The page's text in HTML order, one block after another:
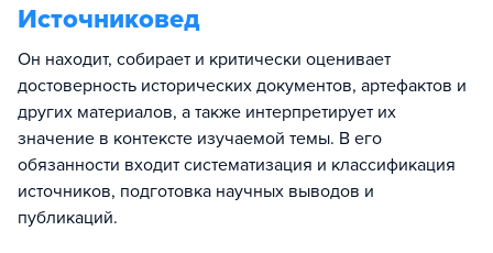
Источниковед
Он находит, собирает и критически оценивает
достоверность исторических документов, артефактов и
других материалов, а также интерпретирует их
значение в контексте изучаемой темы. В его
обязанности входит систематизация и классификация
источников, подготовка научных выводов и
публикаций.